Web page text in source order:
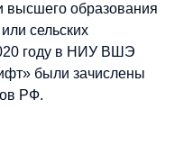
высшего образования
сельских
году в НИУ ВШЭ
были зачислены
РФ.